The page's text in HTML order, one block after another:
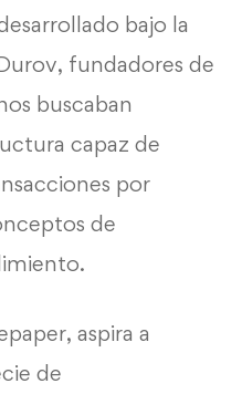
bajo la
fundadores de
buscaban
capaz de
por
de
aspira a
de